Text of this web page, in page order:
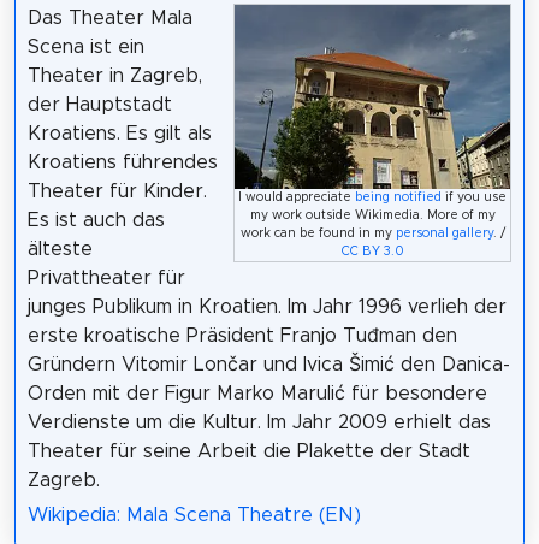
I would appreciate being notified if you use
my work outside Wikimedia. More of my
work can be found in my personal gallery. /
CC BY 3.0
Das Theater Mala
Scena ist ein
Theater in Zagreb,
der Hauptstadt
Kroatiens. Es gilt als
Kroatiens führendes
Theater für Kinder.
Es ist auch das
älteste
Privattheater für
junges Publikum in Kroatien. Im Jahr 1996 verlieh der
erste kroatische Präsident Franjo Tuđman den
Gründern Vitomir Lončar und Ivica Šimić den Danica-
Orden mit der Figur Marko Marulić für besondere
Verdienste um die Kultur. Im Jahr 2009 erhielt das
Theater für seine Arbeit die Plakette der Stadt
Zagreb.
Wikipedia: Mala Scena Theatre (EN)